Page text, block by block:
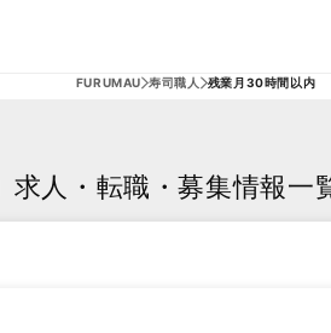
FURUMAU 寿司職人 残業月30時間以内
求人・転職・募集情報一